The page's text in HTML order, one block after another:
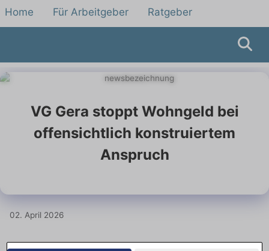
Home Für Arbeitgeber Ratgeber
VG Gera stoppt Wohngeld bei
offensichtlich konstruiertem
Anspruch
02. April 2026